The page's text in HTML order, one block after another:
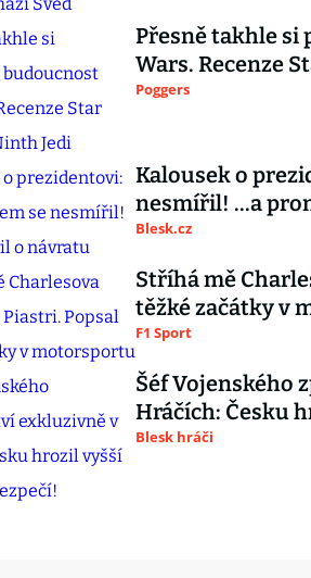
Přesně takhle si
Wars. Recenze
Poggers
Kalousek o
nesmířil! ...a
Blesk.cz
Stříhá mě
těžké začátky v
F1 Sport
Šéf Vojenského
Hráčích: Česku
Blesk hráči